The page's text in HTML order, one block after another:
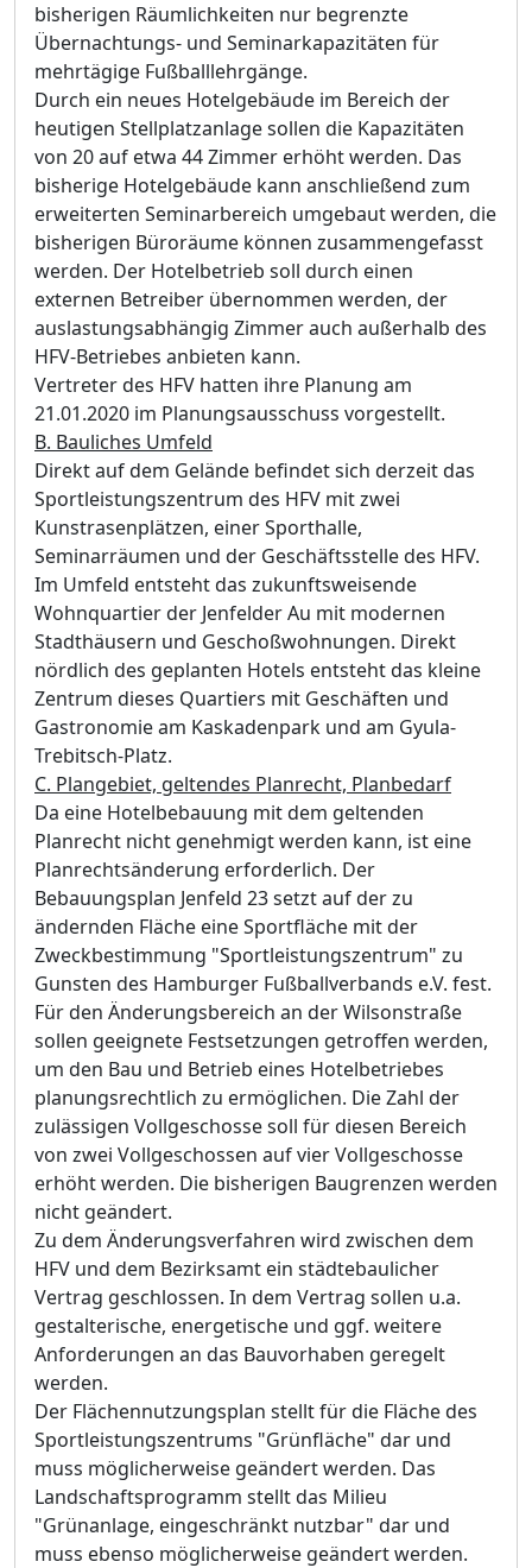
bisherigen Räumlichkeiten nur begrenzte
Übernachtungs- und Seminarkapazitäten für
mehrtägige Fußballlehrgänge.
Durch ein neues Hotelgebäude im Bereich der
heutigen Stellplatzanlage sollen die Kapazitäten
von 20 auf etwa 44 Zimmer erhöht werden. Das
bisherige Hotelgebäude kann anschließend zum
erweiterten Seminarbereich umgebaut werden, die
bisherigen Büroräume können zusammengefasst
werden. Der Hotelbetrieb soll durch einen
externen Betreiber übernommen werden, der
auslastungsabhängig Zimmer auch außerhalb des
HFV-Betriebes anbieten kann.
Vertreter des HFV hatten ihre Planung am
21.01.2020 im Planungsausschuss vorgestellt.
B. Bauliches Umfeld
Direkt auf dem Gelände befindet sich derzeit das
Sportleistungszentrum des HFV mit zwei
Kunstrasenplätzen, einer Sporthalle,
Seminarräumen und der Geschäftsstelle des HFV.
Im Umfeld entsteht das zukunftsweisende
Wohnquartier der Jenfelder Au mit modernen
Stadthäusern und Geschoßwohnungen. Direkt
nördlich des geplanten Hotels entsteht das kleine
Zentrum dieses Quartiers mit Geschäften und
Gastronomie am Kaskadenpark und am Gyula-
Trebitsch-Platz.
C. Plangebiet, geltendes Planrecht, Planbedarf
Da eine Hotelbebauung mit dem geltenden
Planrecht nicht genehmigt werden kann, ist eine
Planrechtsänderung erforderlich. Der
Bebauungsplan Jenfeld 23 setzt auf der zu
ändernden Fläche eine Sportfläche mit der
Zweckbestimmung "Sportleistungszentrum" zu
Gunsten des Hamburger Fußballverbands e.V. fest.
Für den Änderungsbereich an der Wilsonstraße
sollen geeignete Festsetzungen getroffen werden,
um den Bau und Betrieb eines Hotelbetriebes
planungsrechtlich zu ermöglichen. Die Zahl der
zulässigen Vollgeschosse soll für diesen Bereich
von zwei Vollgeschossen auf vier Vollgeschosse
erhöht werden. Die bisherigen Baugrenzen werden
nicht geändert.
Zu dem Änderungsverfahren wird zwischen dem
HFV und dem Bezirksamt ein städtebaulicher
Vertrag geschlossen. In dem Vertrag sollen u.a.
gestalterische, energetische und ggf. weitere
Anforderungen an das Bauvorhaben geregelt
werden.
Der Flächennutzungsplan stellt für die Fläche des
Sportleistungszentrums "Grünfläche" dar und
muss möglicherweise geändert werden. Das
Landschaftsprogramm stellt das Milieu
"Grünanlage, eingeschränkt nutzbar" dar und
muss ebenso möglicherweise geändert werden.